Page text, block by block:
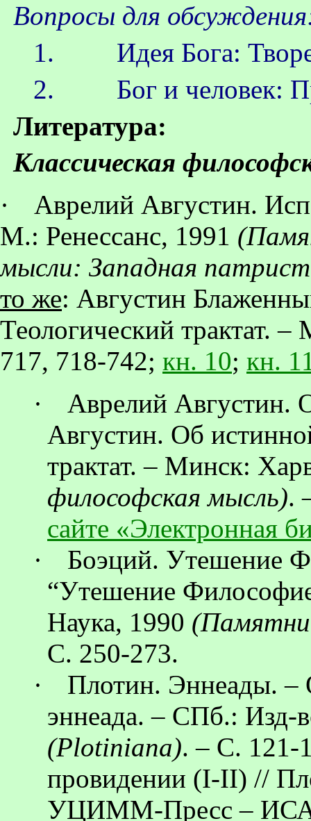
Вопросы для
1. Идея Бога:
2. Бог и человек:
Литература:
Классическая
·
Аврелий Августин.
М.: Ренессанс, 1991
мысли: Западная
то же: Августин
Теологический трактат.
717, 718-742; кн. 10; кн.
·
Аврелий Августин.
Августин. Об
трактат. – Минск:
философская мысль).
сайте «Электронная
·
Боэций. Утешение
“Утешение
Наука, 1990
С. 250-273.
·
Плотин. Эннеады. –
эннеада. – СПб.: Изд-
(Plotiniana). – С. 121-
провидении (I-II) //
УЦИММ-Пресс –